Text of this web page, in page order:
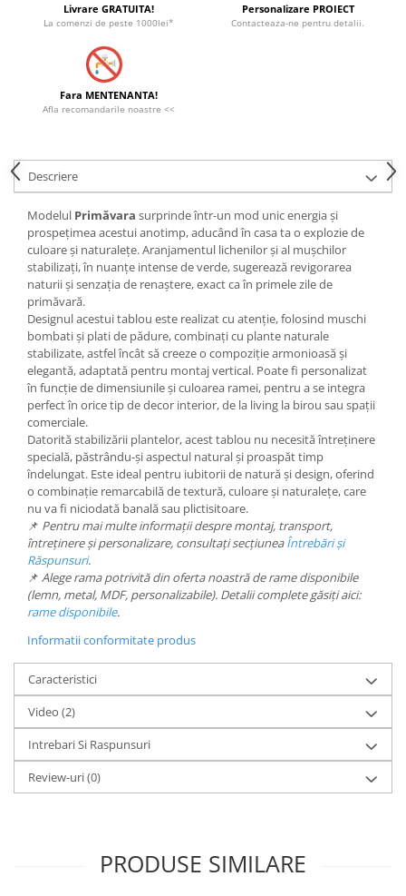
Livrare GRATUITA!
La comenzi de peste 1000lei*
Personalizare PROIECT
Contacteaza-ne pentru detalii.
Fara MENTENANTA!
Afla recomandarile noastre <<
Descriere
Modelul Primăvara surprinde într-un mod unic energia și
prospețimea acestui anotimp, aducând în casa ta o explozie de
culoare și naturalețe. Aranjamentul lichenilor și al mușchilor
stabilizați, în nuanțe intense de verde, sugerează revigorarea
naturii și senzația de renaștere, exact ca în primele zile de
primăvară.
Designul acestui tablou este realizat cu atenție, folosind muschi
bombati și plati de pădure, combinați cu plante naturale
stabilizate, astfel încât să creeze o compoziție armonioasă și
elegantă, adaptată pentru montaj vertical. Poate fi personalizat
în funcție de dimensiunile și culoarea ramei, pentru a se integra
perfect în orice tip de decor interior, de la living la birou sau spații
comerciale.
Datorită stabilizării plantelor, acest tablou nu necesită întreținere
specială, păstrându-și aspectul natural și proaspăt timp
îndelungat. Este ideal pentru iubitorii de natură și design, oferind
o combinație remarcabilă de textură, culoare și naturalețe, care
nu va fi niciodată banală sau plictisitoare.
📌 Pentru mai multe informații despre montaj, transport,
întreținere și personalizare, consultați secțiuneaÎntrebări și
Răspunsuri.
📌 Alege rama potrivită din oferta noastră de rame disponibile
(lemn, metal, MDF, personalizabile). Detalii complete găsiți aici:
rame disponibile.
Informatii conformitate produs
Caracteristici
Video (2)
Intrebari Si Raspunsuri
Review-uri(0)
PRODUSE SIMILARE